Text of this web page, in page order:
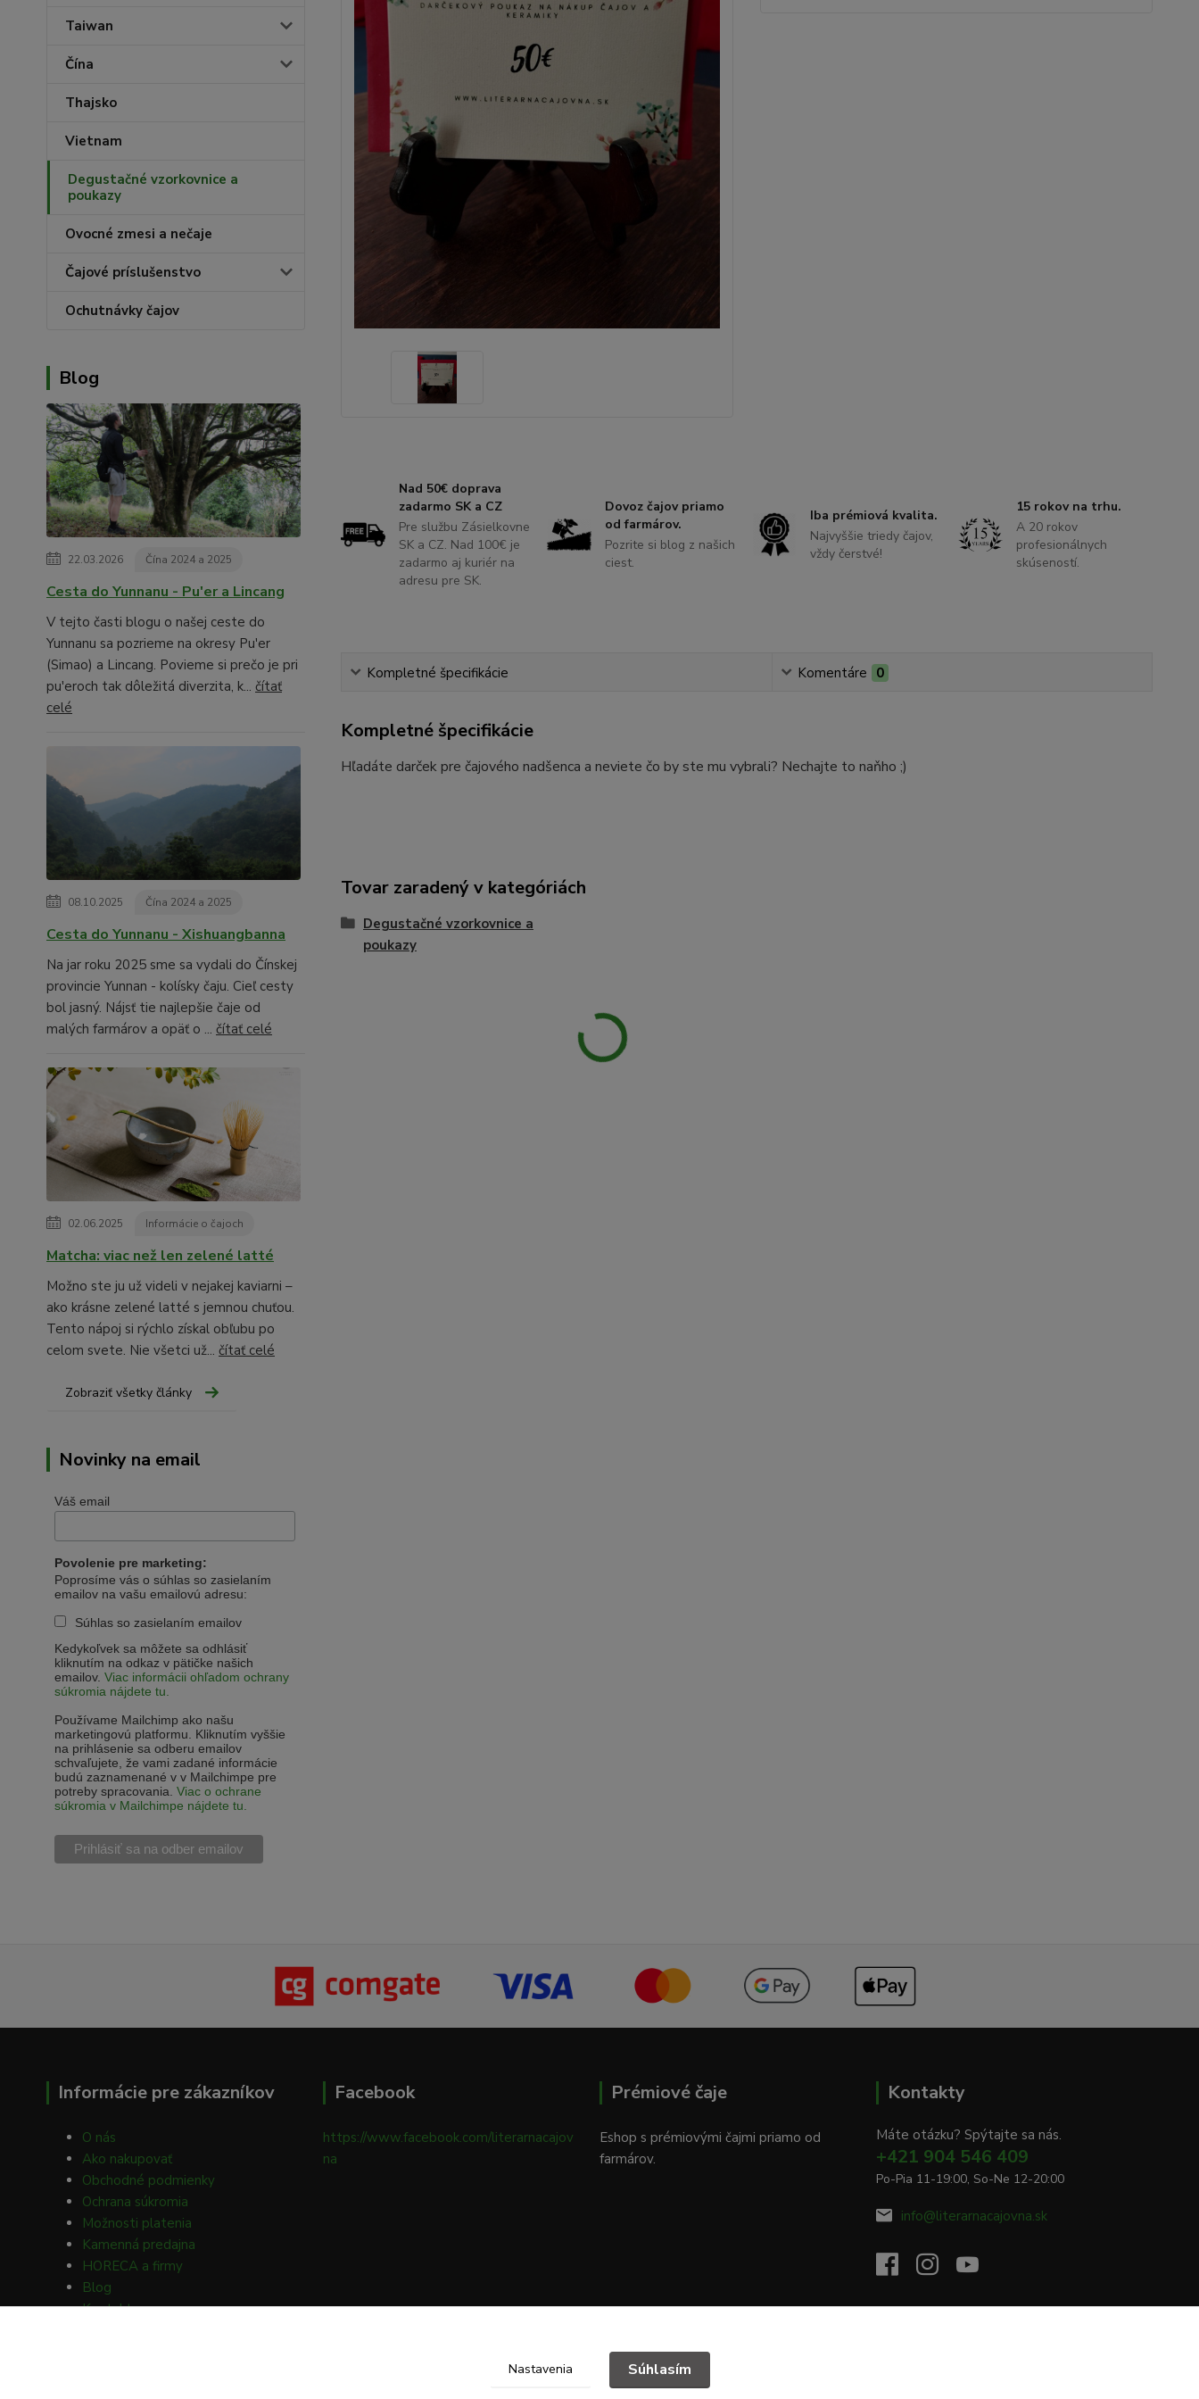
Taiwan
Čína
Thajsko
Vietnam
Degustačné vzorkovnice a
poukazy
Ovocné zmesi a nečaje
Čajové príslušenstvo
Ochutnávky čajov
Blog
22.03.2026 Čína 2024 a 2025
Cesta do Yunnanu - Pu'er a Lincang
V tejto časti blogu o našej ceste do
Yunnanu sa pozrieme na okresy Pu'er
(Simao) a Lincang. Povieme si prečo je pri
pu'eroch tak dôležitá diverzita, k... čítať
celé
08.10.2025 Čína 2024 a 2025
Cesta do Yunnanu - Xishuangbanna
Na jar roku 2025 sme sa vydali do Čínskej
provincie Yunnan - kolísky čaju. Cieľ cesty
bol jasný. Nájsť tie najlepšie čaje od
malých farmárov a opäť o ... čítať celé
02.06.2025 Informácie o čajoch
Matcha: viac než len zelené latté
Možno ste ju už videli v nejakej kaviarni –
ako krásne zelené latté s jemnou chuťou.
Tento nápoj si rýchlo získal obľubu po
celom svete. Nie všetci už... čítať celé
Zobraziť všetky články
Novinky na email
Váš email
Povolenie pre marketing:
Poprosíme vás o súhlas so zasielaním
emailov na vašu emailovú adresu:
Súhlas so zasielaním emailov
Kedykoľvek sa môžete sa odhlásiť
kliknutím na odkaz v pätičke našich
emailov. Viac informácii ohľadom ochrany
súkromia nájdete tu.
Používame Mailchimp ako našu
marketingovú platformu. Kliknutím vyššie
na prihlásenie sa odberu emailov
schvaľujete, že vami zadané informácie
budú zaznamenané v v Mailchimpe pre
potreby spracovania. Viac o ochrane
súkromia v Mailchimpe nájdete tu.
Nad 50€ doprava
zadarmo SK a CZ
Pre službu Zásielkovne
SK a CZ. Nad 100€ je
zadarmo aj kuriér na
adresu pre SK.
Dovoz čajov priamo
od farmárov.
Pozrite si blog z našich
ciest.
Iba prémiová kvalita.
Najvyššie triedy čajov,
vždy čerstvé!
15 rokov na trhu.
A 20 rokov
profesionálnych
skúseností.
Kompletné špecifikácie Komentáre 0
Kompletné špecifikácie
Hľadáte darček pre čajového nadšenca a neviete čo by ste mu vybrali? Nechajte to naňho ;)
Tovar zaradený v kategóriách
Degustačné vzorkovnice a
poukazy
Informácie pre zákazníkov
O nás
Ako nakupovať
Obchodné podmienky
Ochrana súkromia
Možnosti platenia
Kamenná predajna
HORECA a firmy
Blog
Kontakty
Facebook
https://www.facebook.com/literarnacajov
na
Prémiové čaje
Eshop s prémiovými čajmi priamo od
farmárov.
Kontakty
Máte otázku? Spýtajte sa nás.
+421 904 546 409
Po-Pia 11-19:00, So-Ne 12-20:00
info@literarnacajovna.sk
Nastavenia Súhlasím